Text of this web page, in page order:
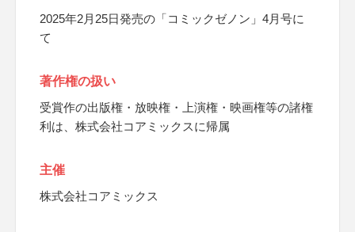
2025年2月25日発売の「コミックゼノン」4月号に
て
著作権の扱い
受賞作の出版権・放映権・上演権・映画権等の諸権
利は、株式会社コアミックスに帰属
主催
株式会社コアミックス